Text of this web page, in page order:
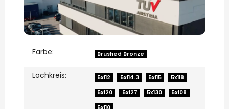
Farbe: Brushed Bronze
Lochkreis: 5x112 5x114.3 5x115
5x118
5x120
5x127 5x130
5x108